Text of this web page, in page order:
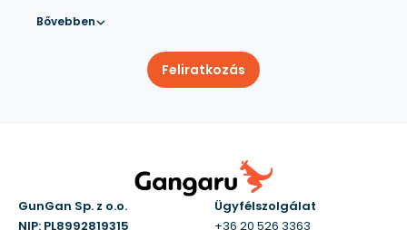
Bővebben
Feliratkozás
GunGan Sp. z o.o.
NIP: PL8992819315
Ügyfélszolgálat
+36 20 526 3363